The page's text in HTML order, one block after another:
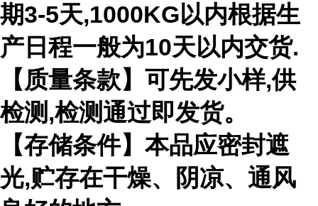
期3-5天,1000KG以内根据生
产日程一般为10天以内交货.
【质量条款】可先发小样,供
检测,检测通过即发货。
【存储条件】本品应密封遮
光,贮存在干燥、阴凉、通风